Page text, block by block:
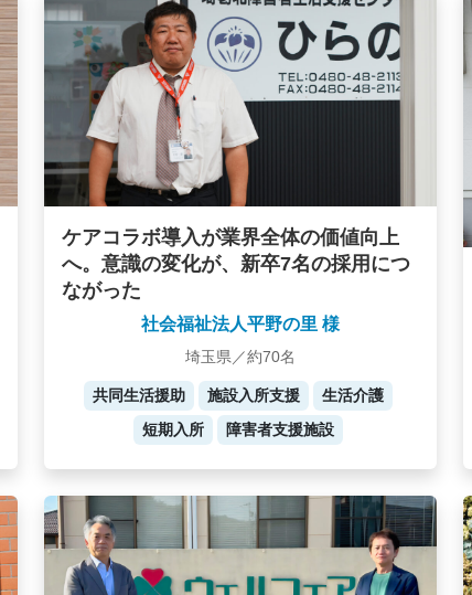
ケアコラボ導入が業界全体の価値向上
へ。意識の変化が、新卒7名の採用につ
ながった
社会福祉法人平野の里 様
埼玉県／約70名
共同生活援助 施設入所支援
生活介護
短期入所
障害者支援施設